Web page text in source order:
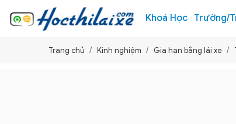
Khoá Học Trường/
Trang chủ Kinh nghiệm Gia hạn bằng lái xe